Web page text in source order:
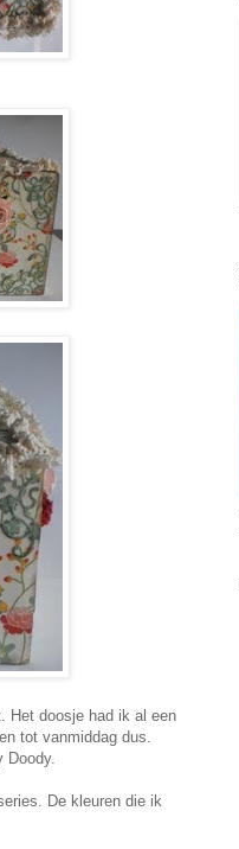
Het doosje had ik al een
tot vanmiddag dus.
Doody.
De kleuren die ik